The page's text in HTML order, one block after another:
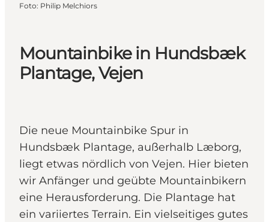
Mountainbike in Hundsbæk
Plantage, Vejen
Die neue Mountainbike Spur in
Hundsbæk Plantage, außerhalb Læborg,
liegt etwas nördlich von Vejen. Hier bieten
wir Anfänger und geübte Mountainbikern
eine Herausforderung. Die Plantage hat
ein variiertes Terrain. Ein vielseitiges gutes
Foto: Philip Melchiors